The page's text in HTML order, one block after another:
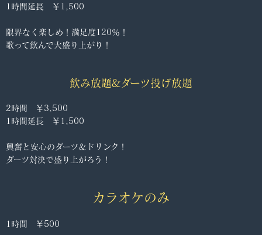
1時間延長 ￥1,500
限界なく楽しめ！満足度120％！
歌って飲んで大盛り上がり！
飲み放題&ダーツ投げ放題
2時間 ￥3,500
1時間延長 ￥1,500
興奮と安心のダーツ＆ドリンク！
ダーツ対決で盛り上がろう！
カラオケのみ
1時間 ￥500